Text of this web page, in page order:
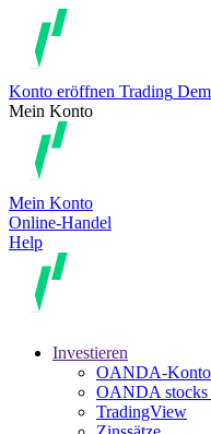
Konto eröffnen Trading
Mein Konto
Mein Konto
Online-Handel
Help
Investieren
OANDA-Konto
OANDA stocks
TradingView